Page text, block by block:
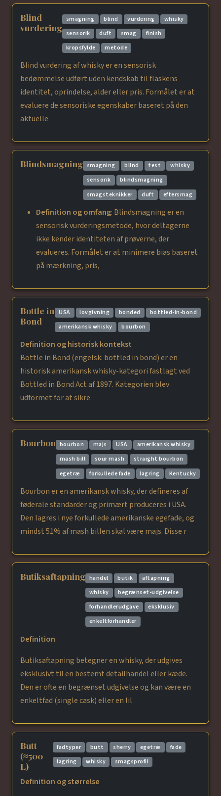
Blind
vurdering
smagning blind vurdering
whisky
sensorik
duft smag
finish
kropsfylde
metode
Blind vurdering af whisky er en sensorisk
bedømmelse udført uden kendskab til flaskens
identitet, oprindelse, alder eller pris. Formålet er at
evaluere de sensoriske egenskaber baseret på den
aktuelle
Blindsmagning smagning blind test
whisky
sensorik
blindsmagning
smagsteknikker
duft eftersmag
Definition og omfang: Blindsmagning er en
sensorisk vurderingsmetode, hvor deltagerne
ikke kender identiteten af prøverne, der
evalueres. Formålet er at minimere bias baseret
på mærkning, pris,
Bottle in
Bond
USA lovgivning bonded
bottled-in-bond
amerikansk whisky
bourbon
Definition og historisk kontekst
Bottle in Bond (engelsk: bottled in bond) er en
historisk amerikansk whisky-kategori fastlagt ved
Bottled in Bond Act af 1897. Kategorien blev
udformet for at sikre
Bourbon bourbon majs USA
amerikansk whisky
mash bill
sour mash
straight bourbon
egetræ
forkullede fade lagring Kentucky
Bourbon er en amerikansk whisky, der defineres af
føderale standarder og primært produceres i USA.
Den lagres i nye forkullede amerikanske egefade, og
mindst 51% af mash billen skal være majs. Disse r
Butiksaftapning handel butik
aftapning
whisky
begrænset-udgivelse
forhandlerudgave
eksklusiv
enkeltforhandler
Definition
Butiksaftapning betegner en whisky, der udgives
eksklusivt til en bestemt detailhandel eller kæde.
Den er ofte en begrænset udgivelse og kan være en
enkeltfad (single cask) eller en lil
Butt
(≈500
L)
fadtyper butt sherry egetræ
fade
lagring
whisky smagsprofil
Definition og størrelse